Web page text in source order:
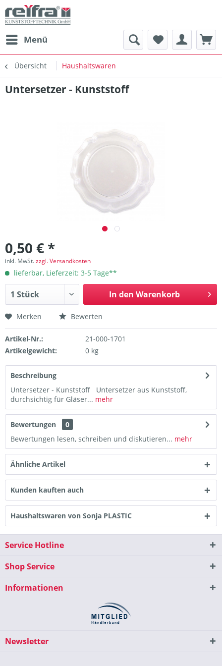
Menü
Übersicht Haushaltswaren
Untersetzer - Kunststoff
0,50 € *
inkl. MwSt.zzgl. Versandkosten
lieferbar, Lieferzeit: 3-5 Tage**
In den Warenkorb
Merken Bewerten
Artikel-Nr.:
21-000-1701
Artikelgewicht:
0 kg
Beschreibung
Untersetzer - Kunststoff Untersetzer aus Kunststoff,
durchsichtig für Gläser... mehr
Bewertungen
0
Bewertungen lesen, schreiben und diskutieren... mehr
Ähnliche Artikel
Kunden kauften auch
Haushaltswaren von Sonja PLASTIC
Service Hotline
Shop Service
Informationen
Newsletter